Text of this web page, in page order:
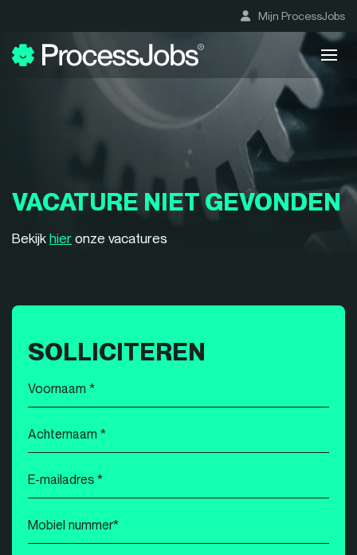
Mijn ProcessJobs
VACATURE NIET GEVONDEN
Bekijk hier onze vacatures
SOLLICITEREN
Voornaam
*
Achternaam
*
E-
mailadres
*
Mobiel
nummer